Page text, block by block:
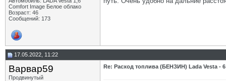
Comfort Image Белое облако
Возраст: 46
Сообщений: 173
17.05.2022, 11:22
Варвар59
Продвинутый
Re: Расход топлива (БЕНЗИН) Lada Vesta - 6